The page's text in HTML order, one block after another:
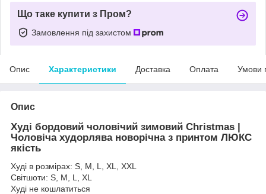
Що таке купити з Пром?
Замовлення під захистом
Опис Характеристики Доставка Оплата Умови
Опис
Худі бордовий чоловічий зимовий Christmas |
Чоловіча худорлява новорічна з принтом ЛЮКС
якість
Худі в розмірах: S, M, L, XL, XXL
Світшоти: S, M, L, XL
Худі не кошлатиться